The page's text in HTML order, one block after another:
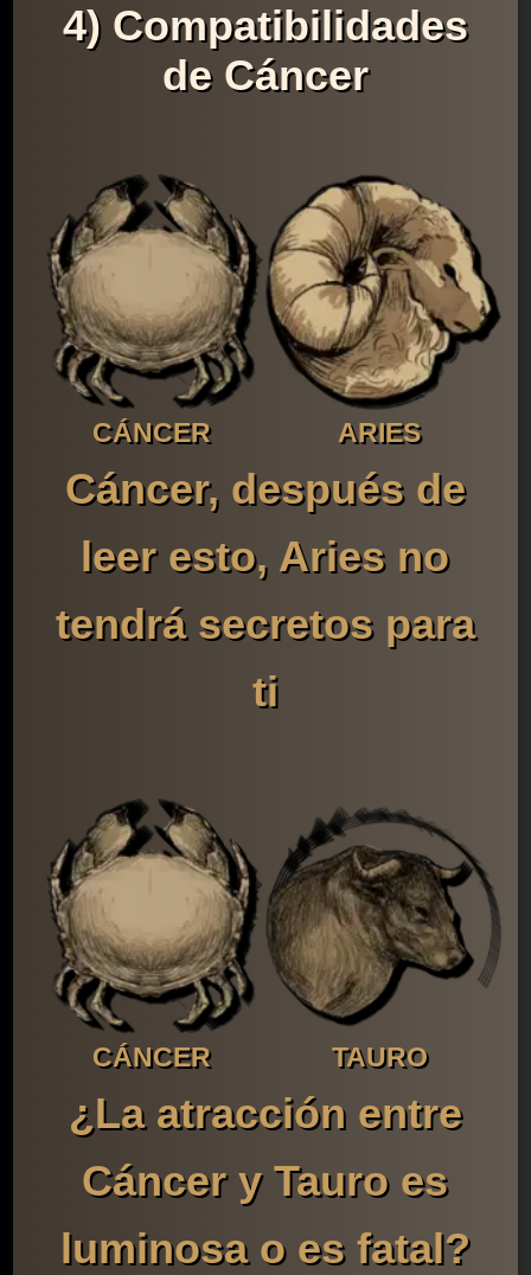
4) Compatibilidades
de Cáncer
CÁNCER ARIES
Cáncer, después de
leer esto, Aries no
tendrá secretos para
ti
CÁNCER TAURO
¿La atracción entre
Cáncer y Tauro es
luminosa o es fatal?